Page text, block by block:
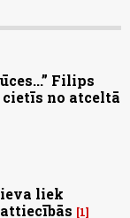
Filips
no atceltā
liek
1